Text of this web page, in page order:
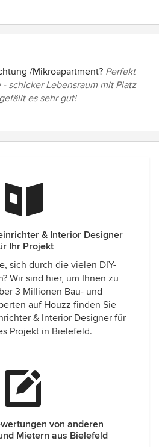
/Mikroapartment? Perfekt
schicker Lebensraum mit Platz
es sehr gut!
& Interior Designer
Ihr Projekt
sich durch die vielen DIY-
Wir sind hier, um Ihnen zu
3 Millionen Bau- und
auf Houzz finden Sie
& Interior Designer für
Projekt in Bielefeld.
von anderen
Mietern aus Bielefeld